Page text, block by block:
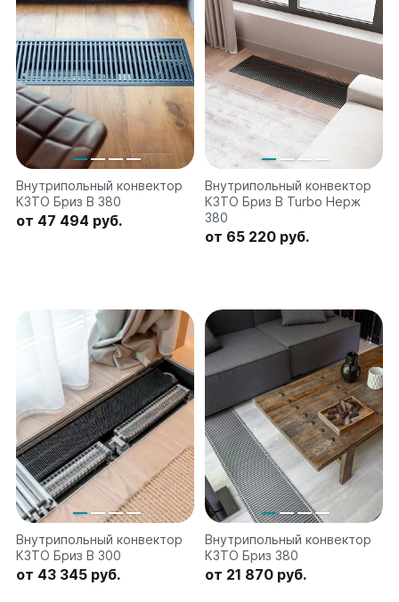
Quadrum 30 H
Quadrum 30 V
Quadrum 40 H
Quadrum 40 V
Quadrum 50 H
Quadrum 50 V
Quadrum 60 H
Quadrum 60 V
Quadrum NEO
Quadrum Neo 50 V
Quadrum Neo 50 H
Завалинка РС
Зеркала
Зеркало А40
Зеркало Г
Зеркало П
Зеркало С
Внутрипольный конвектор
КЗТО Бриз В 380
от 47 494 руб.
Внутрипольный конвектор
КЗТО Бриз В Turbo Нерж
380
от 65 220 руб.
Внутрипольный конвектор
КЗТО Бриз В 300
от 43 345 руб.
Внутрипольный конвектор
КЗТО Бриз 380
от 21 870 руб.